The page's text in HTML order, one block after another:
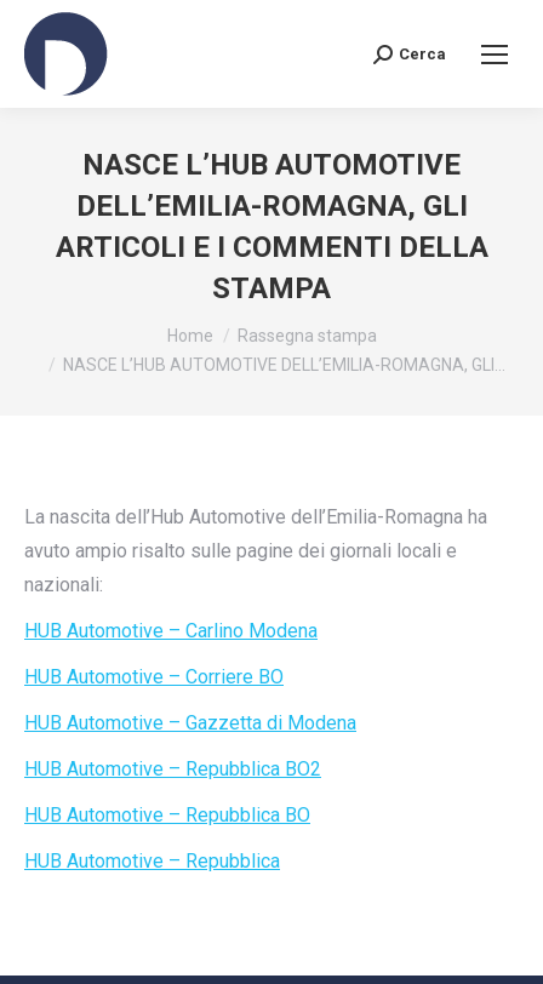
Search:
Cerca
NASCE L’HUB AUTOMOTIVE
DELL’EMILIA-ROMAGNA, GLI
ARTICOLI E I COMMENTI DELLA
STAMPA
Home
Rassegna stampa
NASCE L’HUB AUTOMOTIVE DELL’EMILIA-ROMAGNA, GLI…
La nascita dell’Hub Automotive dell’Emilia-Romagna ha
avuto ampio risalto sulle pagine dei giornali locali e
nazionali:
HUB Automotive – Carlino Modena
HUB Automotive – Corriere BO
HUB Automotive – Gazzetta di Modena
HUB Automotive – Repubblica BO2
HUB Automotive – Repubblica BO
HUB Automotive – Repubblica